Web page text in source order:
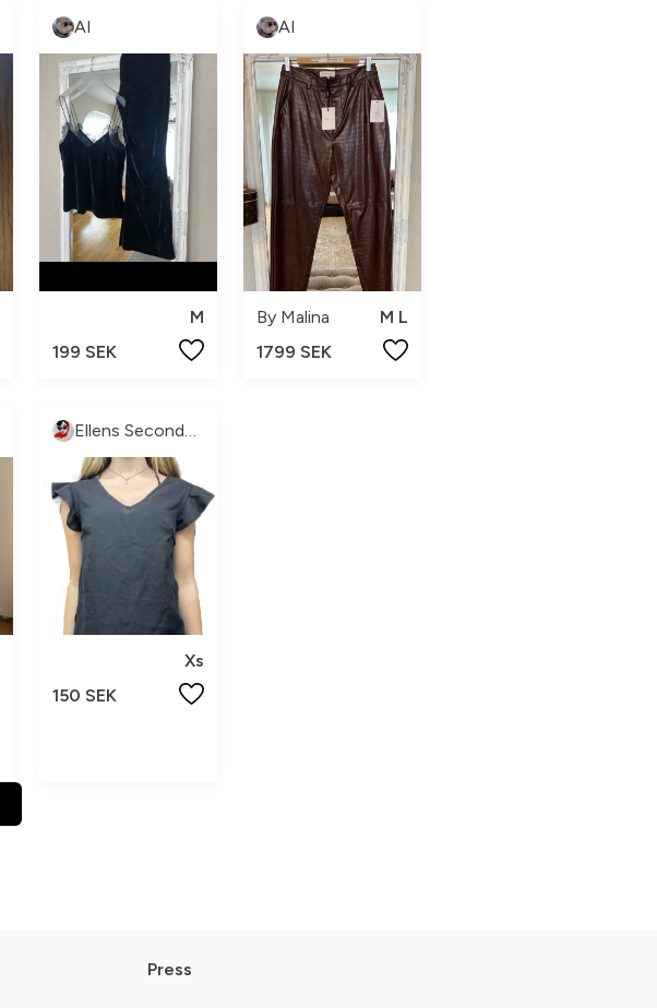
AI
M
199 SEK
AI
By Malina
M L
1799 SEK
Ellens Secondhand
Xs
150 SEK
Press